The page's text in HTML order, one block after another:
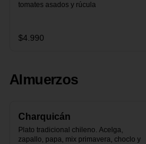
tomates asados y rúcula
$4.990
Almuerzos
Charquicán
Plato tradicional chileno. Acelga,
zapallo, papa, mix primavera, choclo y